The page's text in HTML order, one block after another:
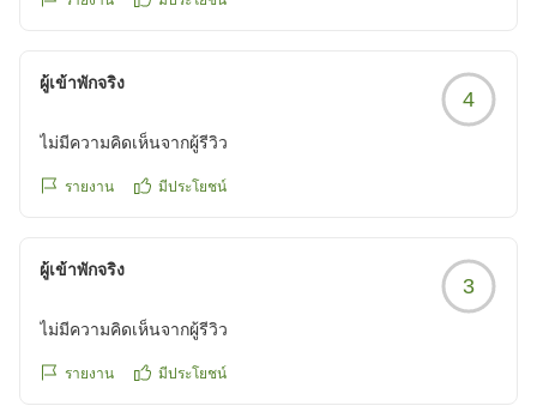
ผู้เข้าพักจริง
4
ไม่มีความคิดเห็นจากผู้รีวิว
รายงาน มีประโยชน์
ผู้เข้าพักจริง
3
ไม่มีความคิดเห็นจากผู้รีวิว
รายงาน มีประโยชน์